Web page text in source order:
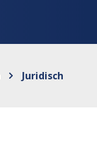
Juridisch